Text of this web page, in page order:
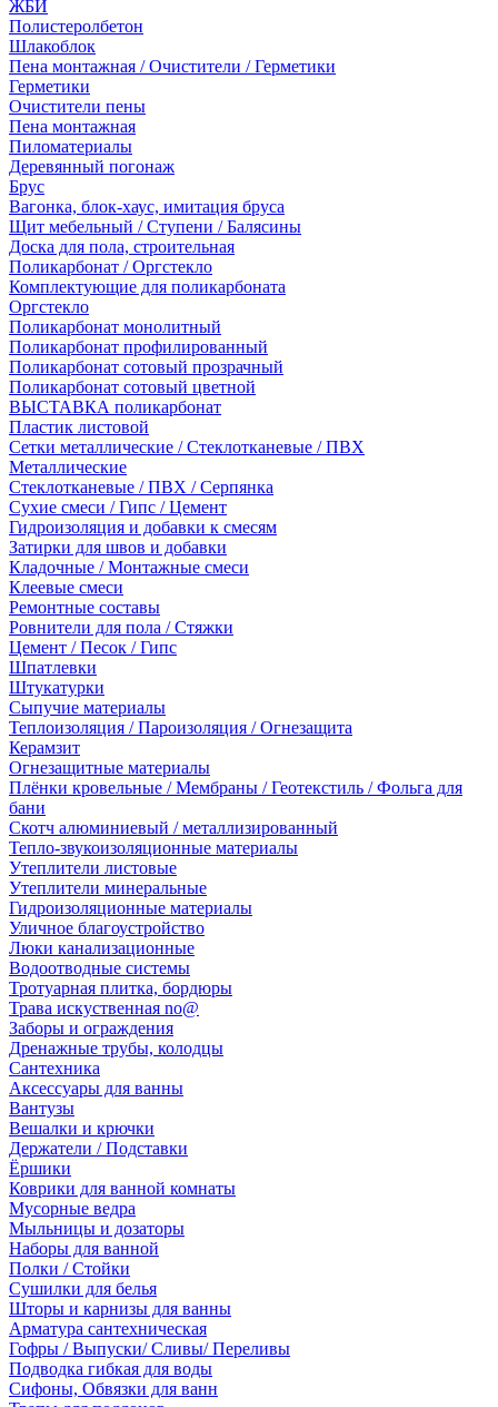
ЖБИ
Полистеролбетон
Шлакоблок
Пена монтажная / Очистители / Герметики
Герметики
Очистители пены
Пена монтажная
Пиломатериалы
Деревянный погонаж
Брус
Вагонка, блок-хаус, имитация бруса
Щит мебельный / Ступени / Балясины
Доска для пола, строительная
Поликарбонат / Оргстекло
Комплектующие для поликарбоната
Оргстекло
Поликарбонат монолитный
Поликарбонат профилированный
Поликарбонат сотовый прозрачный
Поликарбонат сотовый цветной
ВЫСТАВКА поликарбонат
Пластик листовой
Сетки металлические / Стеклотканевые / ПВХ
Металлические
Стеклотканевые / ПВХ / Серпянка
Сухие смеси / Гипс / Цемент
Гидроизоляция и добавки к смесям
Затирки для швов и добавки
Кладочные / Монтажные смеси
Клеевые смеси
Ремонтные составы
Ровнители для пола / Стяжки
Цемент / Песок / Гипс
Шпатлевки
Штукатурки
Сыпучие материалы
Теплоизоляция / Пароизоляция / Огнезащита
Керамзит
Огнезащитные материалы
Плёнки кровельные / Мембраны / Геотекстиль / Фольга для
бани
Скотч алюминиевый / металлизированный
Тепло-звукоизоляционные материалы
Утеплители листовые
Утеплители минеральные
Гидроизоляционные материалы
Уличное благоустройство
Люки канализационные
Водоотводные системы
Тротуарная плитка, бордюры
Трава искуственная no@
Заборы и ограждения
Дренажные трубы, колодцы
Сантехника
Аксессуары для ванны
Вантузы
Вешалки и крючки
Держатели / Подставки
Ёршики
Коврики для ванной комнаты
Мусорные ведра
Мыльницы и дозаторы
Наборы для ванной
Полки / Стойки
Сушилки для белья
Шторы и карнизы для ванны
Арматура сантехническая
Гофры / Выпуски/ Сливы/ Переливы
Подводка гибкая для воды
Сифоны, Обвязки для ванн